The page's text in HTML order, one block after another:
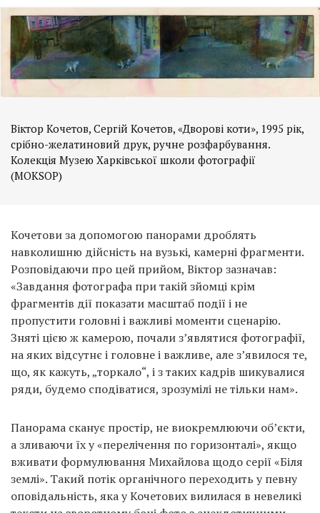
Віктор Кочетов, Сергій Кочетов, «Дворові коти», 1995 рік,
срібно-желатиновий друк, ручне розфарбування.
Колекція Музею Харківської школи фотографії
(MOKSOP)
Кочетови за допомогою панорами дроблять
навколишню дійсність на вузькі, камерні фрагменти.
Розповідаючи про цей прийом, Віктор зазначав:
«Завдання фотографа при такій зйомці крім
фрагментів дії показати масштаб події і не
пропустити головні і важливі моменти сценарію.
Зняті цією ж камерою, почали з’являтися фотографії,
на яких відсутнє і головне і важливе, але з’явилося те,
що, як кажуть, „торкало“, і з таких кадрів шикувалися
ряди, будемо сподіватися, зрозумілі не тільки нам».
Панорама сканує простір, не виокремлюючи об’єкти,
а зливаючи їх у «перелічення по горизонталі», якщо
вживати формулювання Михайлова щодо серії «Біля
землі». Такий потік органічного переходить у певну
оповідальність, яка у Кочетових вилилася в невеликі